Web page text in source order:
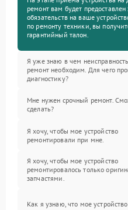
ремонт вам будет
обязательств на ваше
по ремонту техники, вы
гарантийный талон.
Я уже знаю в чем
ремонт необходим. Для чего
диагностику?
Мне нужен срочный ремонт.
сделать?
Я хочу, чтобы мое устройство
ремонтировали при мне.
Я хочу, чтобы мое устройство
ремонтировалось только
запчастями.
Как я узнаю, что мое устройство